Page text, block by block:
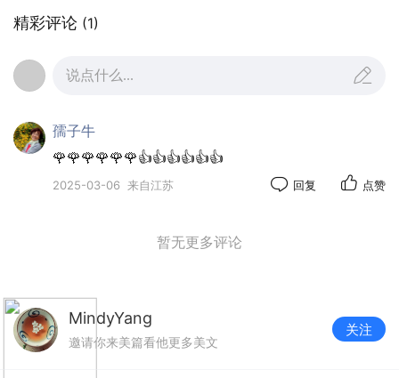
精彩评论 (1)
说点什么...
孺子牛
🌹🌹🌹🌹🌹🌹👍👍👍👍👍👍
2025-03-06 来自江苏 回复 点赞
暂无更多评论
MindyYang
邀请你来美篇看他更多美文
关注